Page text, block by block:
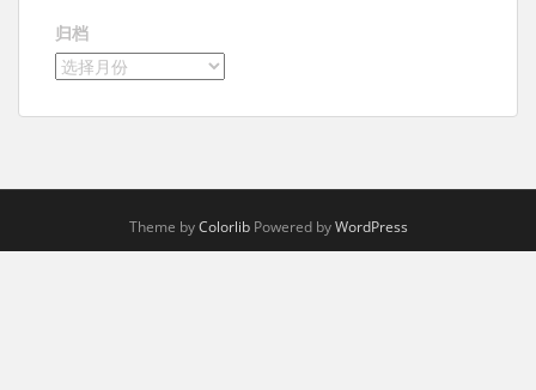
归档
Theme byColorlibPowered byWordPress